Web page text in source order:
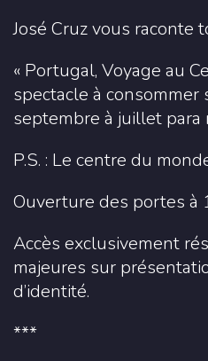
José Cruz vous raconte
« Portugal, Voyage au
spectacle à consommer
septembre à juillet para
P.S. : Le centre du
Ouverture des portes à
Accès exclusivement
majeures sur
d’identité.
***